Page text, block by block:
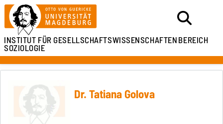
INSTITUT FÜRGESELLSCHAFTSWISSENSCHAFTENBEREICH
SOZIOLOGIE
Dr. Tatiana Golova